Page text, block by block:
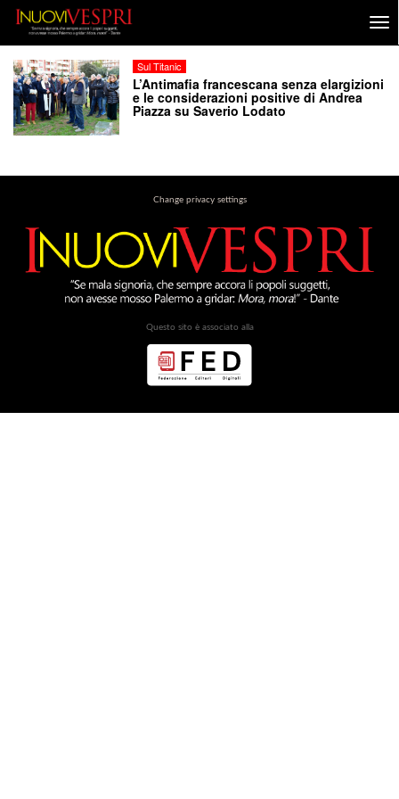
Sul Titanic
L’Antimafia francescana senza elargizioni
e le considerazioni positive di Andrea
Piazza su Saverio Lodato
Change privacy settings
Questo sito è associato alla